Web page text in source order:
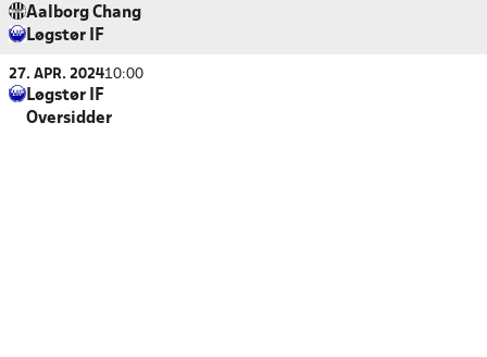
Aalborg Chang
Løgstør IF
27. APR. 202410:00
Løgstør IF
Oversidder